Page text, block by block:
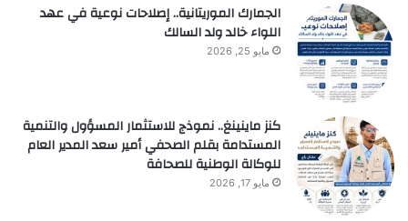
الجمارك الموريتانية.. إصلاحات نوعية في عهد
اللواء خالد ولد السالك
مايو 25, 2026
كنز ماينينغ.. نموذج للاستثمار المسؤول والتنمية
المستدامة بقلم الصحفي أمير سعد المدير العام
للوكالة الوطنية للصحافة
مايو 17, 2026